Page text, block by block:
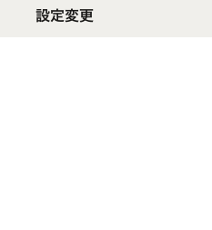
設定変更